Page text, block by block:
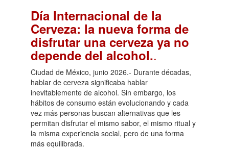
Día Internacional de la
Cerveza: la nueva forma de
disfrutar una cerveza ya no
depende del alcohol..
Ciudad de México, junio 2026.- Durante décadas,
hablar de cerveza significaba hablar
inevitablemente de alcohol. Sin embargo, los
hábitos de consumo están evolucionando y cada
vez más personas buscan alternativas que les
permitan disfrutar el mismo sabor, el mismo ritual y
la misma experiencia social, pero de una forma
más equilibrada.